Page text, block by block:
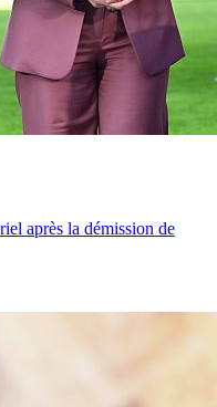
après la démission de